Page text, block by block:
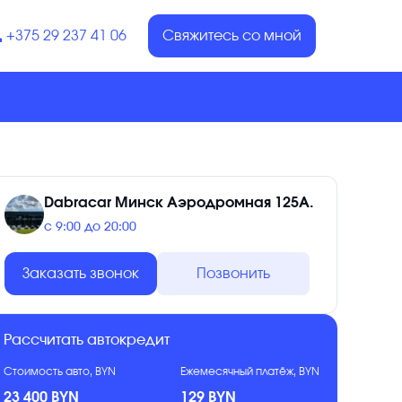
+375 29 237 41 06 Свяжитесь со мной
Dabracar Минск Аэродромная 125А.
с 9:00 до 20:00
Заказать звонок Позвонить
Рассчитать автокредит
Стоимость авто, BYN
23 400 BYN
Ежемесячный платёж, BYN
129 BYN